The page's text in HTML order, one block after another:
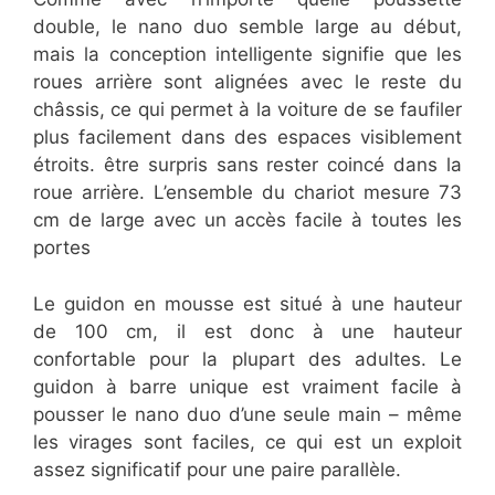
double, le nano duo semble large au début,
mais la conception intelligente signifie que les
roues arrière sont alignées avec le reste du
châssis, ce qui permet à la voiture de se faufiler
plus facilement dans des espaces visiblement
étroits. être surpris sans rester coincé dans la
roue arrière. L’ensemble du chariot mesure 73
cm de large avec un accès facile à toutes les
portes
Le guidon en mousse est situé à une hauteur
de 100 cm, il est donc à une hauteur
confortable pour la plupart des adultes. Le
guidon à barre unique est vraiment facile à
pousser le nano duo d’une seule main – même
les virages sont faciles, ce qui est un exploit
assez significatif pour une paire parallèle.